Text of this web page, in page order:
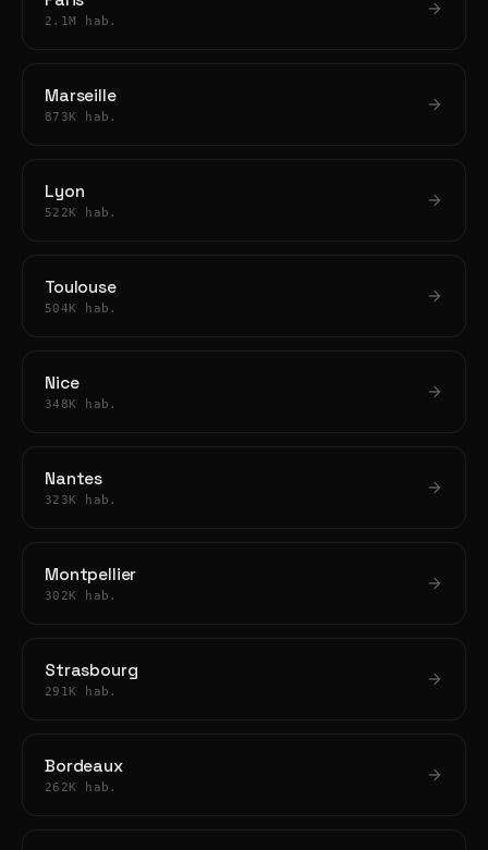
2.1M hab.
Marseille
873K hab.
Lyon
522K hab.
Toulouse
504K hab.
Nice
348K hab.
Nantes
323K hab.
Montpellier
302K hab.
Strasbourg
291K hab.
Bordeaux
262K hab.